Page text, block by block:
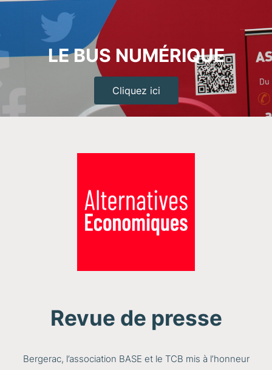
LE BUS NUMÉRIQUE
Cliquez ici
Revue de presse
Bergerac, l’association BASE et le TCB mis à l’honneur